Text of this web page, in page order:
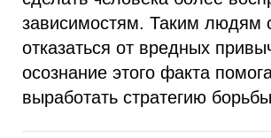
зависимостям. Таким людям
отказаться от вредных
осознание этого факта
выработать стратегию